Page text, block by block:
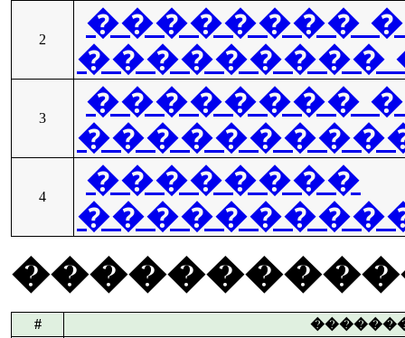
2
��������
���������
3
��������
4
��������
#